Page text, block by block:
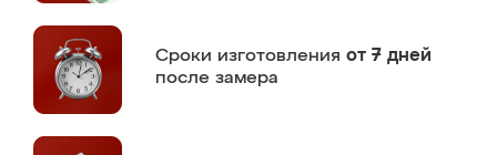
Сроки изготовления от 7 дней
после замера